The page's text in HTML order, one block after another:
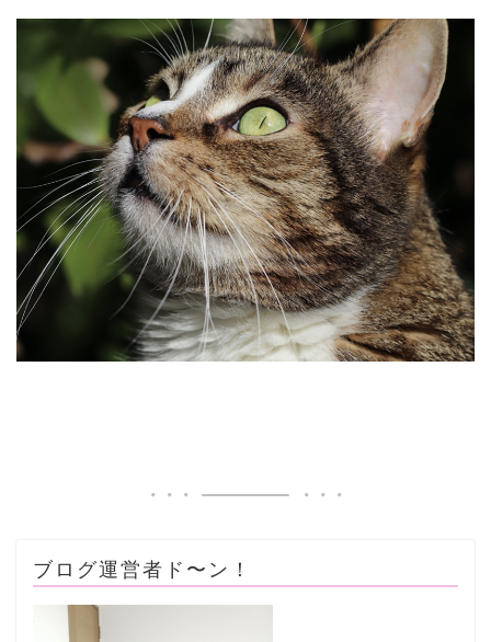
ブログ運営者ド〜ン！